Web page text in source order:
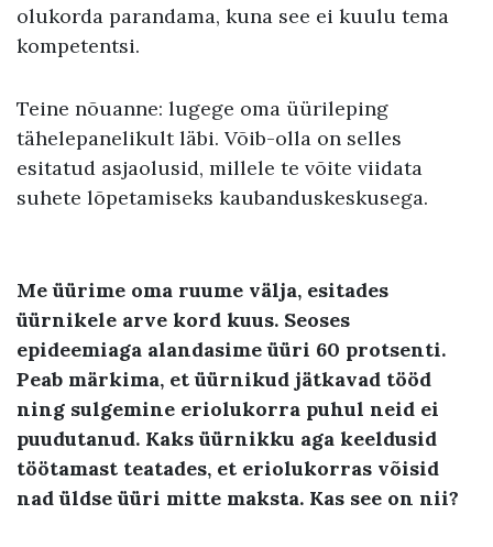
olukorda parandama, kuna see ei kuulu tema
kompetentsi.
Teine nõuanne: lugege oma üürileping
tähelepanelikult läbi. Võib-olla on selles
esitatud asjaolusid, millele te võite viidata
suhete lõpetamiseks kaubanduskeskusega.
Me üürime oma ruume välja, esitades
üürnikele arve kord kuus. Seoses
epideemiaga alandasime üüri 60 protsenti.
Peab märkima, et üürnikud jätkavad tööd
ning sulgemine eriolukorra puhul neid ei
puudutanud. Kaks üürnikku aga keeldusid
töötamast teatades, et eriolukorras võisid
nad üldse üüri mitte maksta. Kas see on nii?